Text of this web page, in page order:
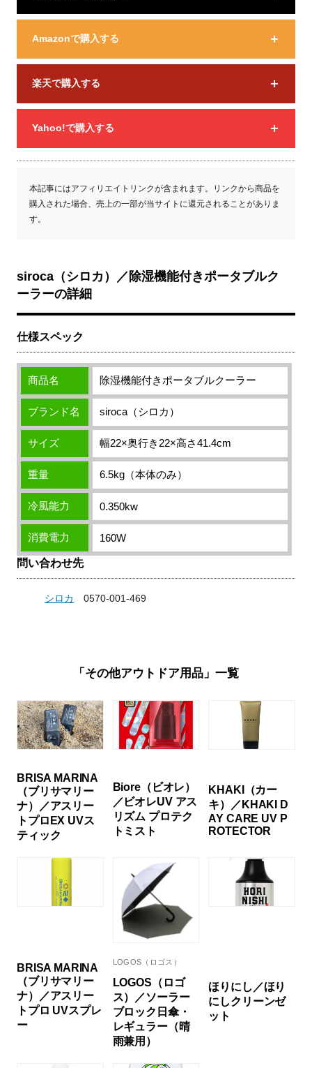
Amazonで購入する
楽天で購入する
Yahoo!で購入する
本記事にはアフィリエイトリンクが含まれます。リンクから商品を
購入された場合、売上の一部が当サイトに還元されることがありま
す。
siroca（シロカ）／除湿機能付きポータブルク
ーラーの詳細
仕様スペック
商品名 除湿機能付きポータブルクーラー
ブランド名 siroca（シロカ）
サイズ 幅22×奥行き22×高さ41.4cm
重量 6.5kg（本体のみ）
冷風能力 0.350kw
消費電力 160W
問い合わせ先
シロカ 0570-001-469
「その他アウトドア用品」一覧
BRISA MARINA
（ブリサマリー
ナ）／アスリー
トプロEX UVス
ティック
Biore（ビオレ）
／ビオレUV アス
リズム プロテク
トミスト
KHAKI（カー
キ）／KHAKI D
AY CARE UV P
ROTECTOR
BRISA MARINA
（ブリサマリー
ナ）／アスリー
トプロ UVスプレ
ー
LOGOS（ロゴス）
LOGOS（ロゴ
ス）／ソーラー
ブロック日傘・
レギュラー（晴
雨兼用）
ほりにし／ほり
にしクリーンゼ
ット